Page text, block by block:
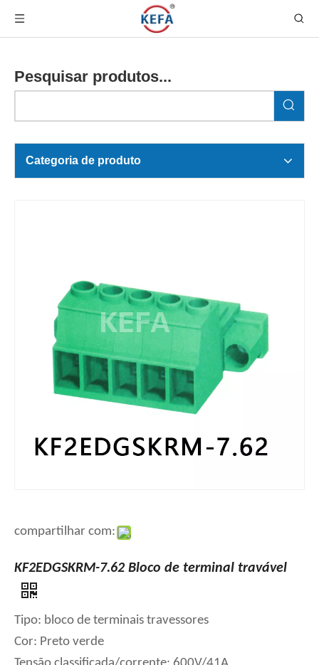
Pesquisar produtos...
Categoria de produto
compartilhar com:
KF2EDGSKRM-7.62 Bloco de terminal travável
Tipo: bloco de terminais travessores
Cor: Preto verde